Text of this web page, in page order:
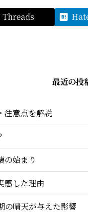
Threads
最近の投
注意点を解説
の始まり
感した理由
の晴天が与えた影響